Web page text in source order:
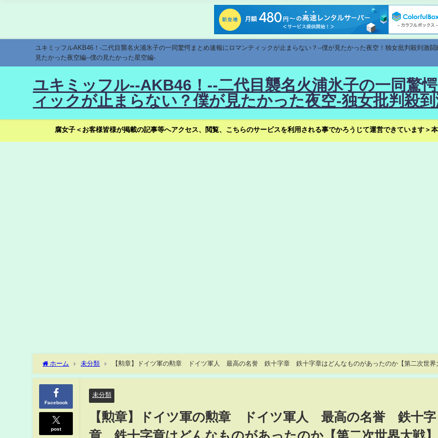
ユキミッフルAKB46！-二代目襲名火浦氷子の一同驚愕まとめ速報にロマンティックが止まらない？--僕が見たかった夜空！独女批判殺到激
見たかった夜空編--僕の見たかった星空編-
ユキミッフル--AKB46！--二代目襲名火浦氷子の一同驚
ィックが止まらない？僕が見たかった夜空-独女批判殺
腐女子＜お客様皆様が掲載の記事等へアクセス、閲覧、こちらのサービスを利用される事でかろうじて運営できています＞
ホーム 未分類
【勲章】ドイツ軍の勲章 ドイツ軍人 最高の名誉 鉄十字章 鉄十字章はどんなものがあったのか【第二次世界
戦】【鉄十字章】
Facebook
post
未分類
【勲章】ドイツ軍の勲章 ドイツ軍人 最高の名誉 鉄十字
章 鉄十字章はどんなものがあったのか【第二次世界大戦】